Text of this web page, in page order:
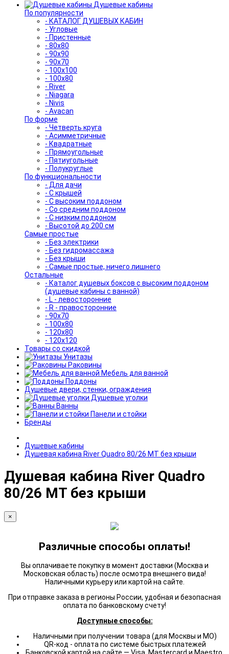
Душевые кабины
По популярности
- КАТАЛОГ ДУШЕВЫХ КАБИН
- Угловые
- Пристенные
- 80x80
- 90x90
- 90x70
- 100x100
- 100x80
- River
- Niagara
- Nivis
- Avacan
По форме
- Четверть круга
- Асимметричные
- Квадратные
- Прямоугольные
- Пятиугольные
- Полукруглые
По функциональности
- Для дачи
- С крышей
- С высоким поддоном
- Со средним поддоном
- С низким поддоном
- Высотой до 200 см
Самые простые
- Без электрики
- Без гидромассажа
- Без крыши
- Самые простые, ничего лишнего
Остальные
- Каталог душевых боксов с высоким поддоном
(душевые кабины с ванной)
- L - левосторонние
- R - правосторонние
- 90x70
- 100x80
- 120x80
- 120x120
Товары со скидкой
Унитазы
Раковины
Мебель для ванной
Поддоны
Душевые двери, стенки, ограждения
Душевые уголки
Ванны
Панели и стойки
Бренды
Душевые кабины
Душевая кабина River Quadro 80/26 МТ без крыши
Душевая кабина River Quadro
80/26 МТ без крыши
×
Различные способы оплаты!
Вы оплачиваете покупку в момент доставки (Москва и
Московская область) после осмотра внешнего вида!
Наличными курьеру или картой на сайте.
При отправке заказа в регионы России, удобная и безопасная
оплата по банковскому счету!
Доступные способы:
Наличными при получении товара (для Москвы и МО)
QR-код - оплата по системе быстрых платежей